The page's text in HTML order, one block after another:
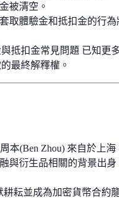
被清空。
取體驗金和抵扣金的行為
抵扣金常見問題 已知更
最終解釋權。
本(Ben Zhou) 來自於上海
與衍生品相關的背景出身
耘並成為加密貨幣合約